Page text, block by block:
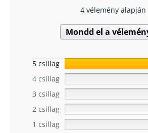
4 vélemény alapján
Mondd el a
5 csillag
4 csillag
3 csillag
2 csillag
1 csillag